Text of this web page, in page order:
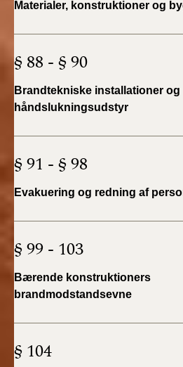
2022)
2022)
BR18 (29/6 - 31/12
2021)
BR18 (1/7-31/12
2020)
BR18 (1/1-9/3 2020)
BR18 (4/7-31/12
Materialer, konstruktioner og
§ 88 - § 90
Brandtekniske installationer og
håndslukningsudstyr
§ 91 - § 98
Evakuering og redning af
§ 99 - 103
Bærende konstruktioners
brandmodstandsevne
§ 104